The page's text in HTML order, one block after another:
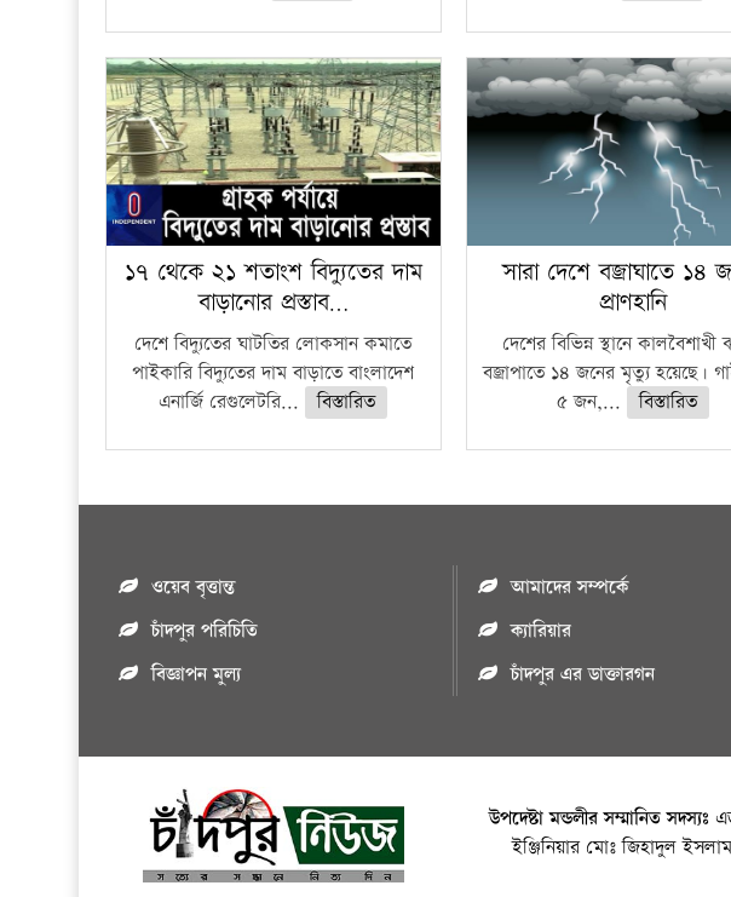
১৭ থেকে ২১ শতাংশ বিদ্যুতের দাম
বাড়ানোর প্রস্তাব…
দেশে বিদ্যুতের ঘাটতির লোকসান কমাতে
পাইকারি বিদ্যুতের দাম বাড়াতে বাংলাদেশ
এনার্জি রেগুলেটরি...
বিস্তারিত
সারা দেশে বজ্রাঘাতে ১৪
প্রাণহানি
দেশের বিভিন্ন স্থানে
বজ্রাপাতে ১৪ জনের মৃত্যু হয়েছে।
৫ জন,...
বিস্তারিত
ওয়েব বৃত্তান্ত
চাঁদপুর পরিচিতি
বিজ্ঞাপন মুল্য
আমাদের সম্পর্কে
ক্যারিয়ার
চাঁদপুর এর ডাক্তারগন
উপদেষ্টা মন্ডলীর সম্মানিত সদস্যঃ
ইঞ্জিনিয়ার মোঃ জিহাদুল